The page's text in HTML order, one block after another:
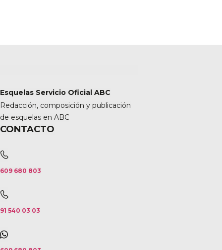
Esquelas Servicio Oficial ABC
Redacción, composición y publicación
de esquelas en ABC
CONTACTO
609 680 803
91 540 03 03